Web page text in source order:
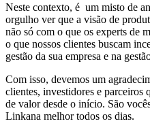
Neste contexto, é um misto de
orgulho ver que a visão de
não só com o que os experts de
o que nossos clientes buscam
gestão da sua empresa e na
Com isso, devemos um
clientes, investidores e parceiros
de valor desde o início. São
Linkana melhor todos os dias.